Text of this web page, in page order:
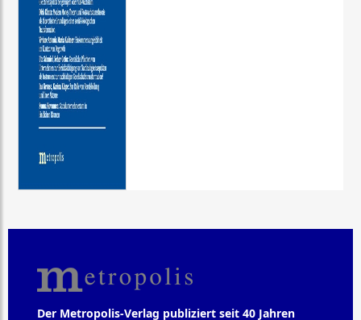
Der Metropolis-Verlag publiziert seit 40 Jahren